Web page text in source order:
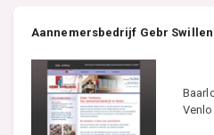
Aannemersbedrijf Gebr
Venlo